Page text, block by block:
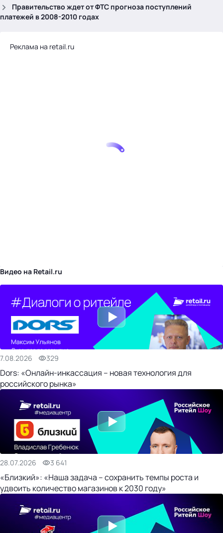
Правительство ждет от ФТС прогноза поступлений
платежей в 2008-2010 годах
Реклама на retail.ru
Видео на Retail.ru
7.08.2026 329
Dors: «Онлайн-инкассация – новая технология для
российского рынка»
28.07.2026 3 641
«Близкий»: «Наша задача – сохранить темпы роста и
удвоить количество магазинов к 2030 году»